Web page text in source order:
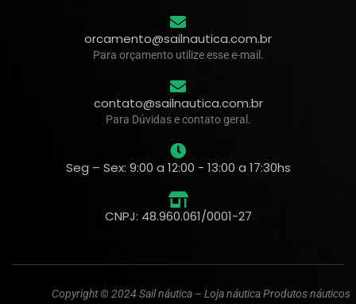
orcamento@sailnautica.com.br
Para orçamento utilize esse e-mail.
contato@sailnautica.com.br
Para Dúvidas e contato geral.
Seg – Sex: 9:00 a 12:00 - 13:00 a 17:30hs
CNPJ: 48.960.061/0001-27
Copyright © 2024 Sail náutica – Loja náutica Produtos náuticos